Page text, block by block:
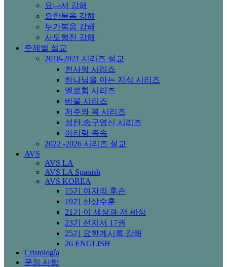
요나서 강해
요한복음 강해
누가복음 강해
사도행전 강해
주제별 설교
2018-2021 시리즈 설교
천사학 시리즈
하나님을 아는 지식 시리즈
엘로힘 시리즈
바울 시리즈
저주와 복 시리즈
성탄,송구영신 시리즈
아리랑 족속
2022 -2026 시리즈 설교
AVS
AVS LA
AVS LA Spanish
AVS KOREA
15기 여자의 후손
19기 산상수훈
21기 이 세상과 저 세상
23기 선지서 17권
25기 요한계시록 강해
26 ENGLISH
Cristología
문의 사항